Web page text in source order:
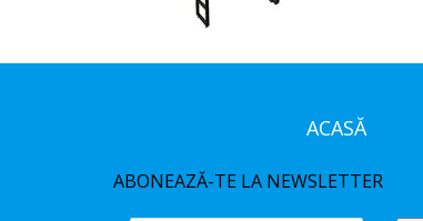
ACASĂ
ABONEAZĂ-TE LA NEWSLETTER